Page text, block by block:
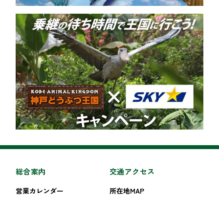
総合案内
営業カレンダー
交通アクセス
所在地MAP